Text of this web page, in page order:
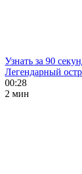
Узнать за 90
Легендарный
00:28
2 мин